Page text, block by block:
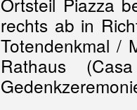
rechts ab in
Totendenkmal /
Rathaus